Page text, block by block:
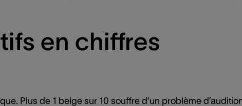
en chiffres
Plus de 1 belge sur 10 souffre d’un problème